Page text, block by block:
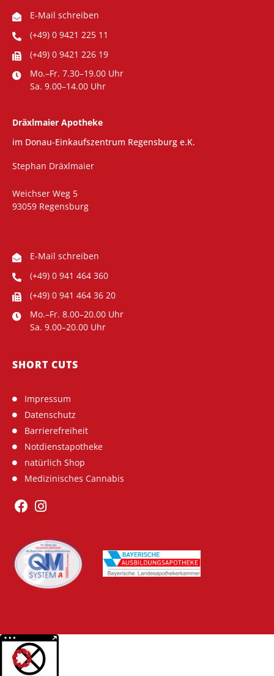
E-Mail schreiben
(+49) 0 9421 225 11
(+49) 0 9421 226 19
Mo.–Fr. 7.30–19.00 Uhr
Sa. 9.00–14.00 Uhr
Dräxlmaier Apotheke
im Donau-Einkaufszentrum Regensburg e.K.
Stephan Dräxlmaier
Weichser Weg 5
93059 Regensburg
E-Mail schreiben
(+49) 0 941 464 360
(+49) 0 941 464 36 20
Mo.–Fr. 8.00–20.00 Uhr
Sa. 9.00–20.00 Uhr
SHORT CUTS
Impressum
Datenschutz
Barrierefreiheit
Notdienstapotheke
natürlich Shop
Medizinisches Cannabis
Weitere Informationen über den gesperrten Inhalt.